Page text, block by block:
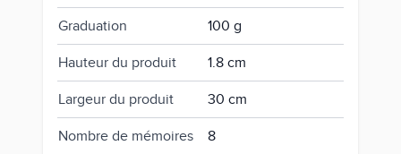
Graduation 100 g
Hauteur du produit 1.8 cm
Largeur du produit 30 cm
Nombre de mémoires 8